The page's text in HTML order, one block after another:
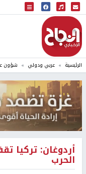
البث المباشر
إذاعة النجاح
الرئيسية عربي ودولي شؤون
أردوغان: تركيا
الحرب